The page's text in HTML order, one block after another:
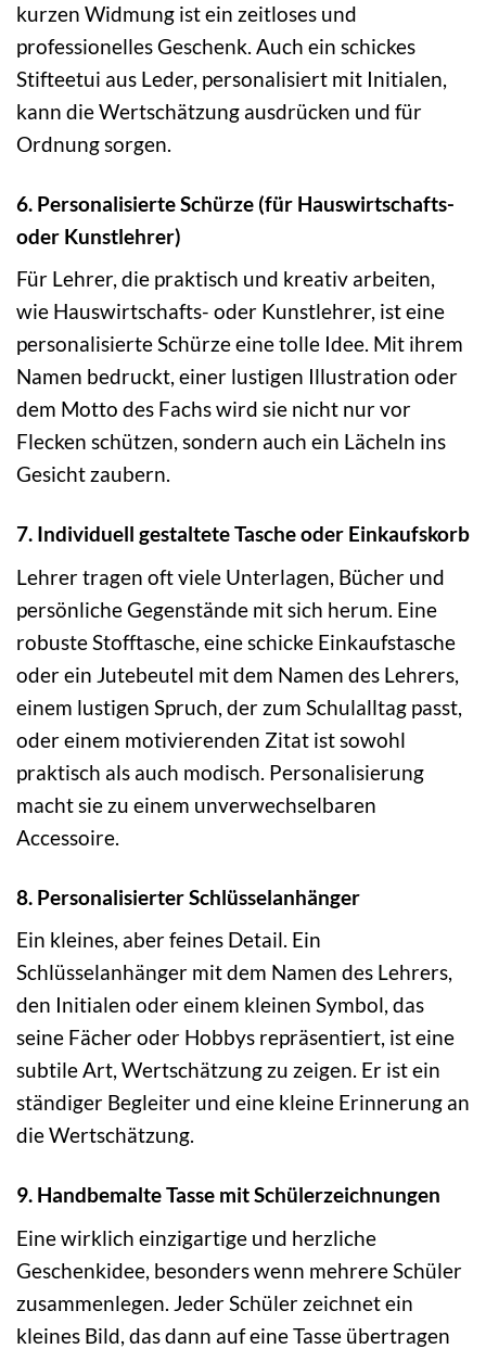
kurzen Widmung ist ein zeitloses und
professionelles Geschenk. Auch ein schickes
Stifteetui aus Leder, personalisiert mit Initialen,
kann die Wertschätzung ausdrücken und für
Ordnung sorgen.
6. Personalisierte Schürze (für Hauswirtschafts-
oder Kunstlehrer)
Für Lehrer, die praktisch und kreativ arbeiten,
wie Hauswirtschafts- oder Kunstlehrer, ist eine
personalisierte Schürze eine tolle Idee. Mit ihrem
Namen bedruckt, einer lustigen Illustration oder
dem Motto des Fachs wird sie nicht nur vor
Flecken schützen, sondern auch ein Lächeln ins
Gesicht zaubern.
7. Individuell gestaltete Tasche oder Einkaufskorb
Lehrer tragen oft viele Unterlagen, Bücher und
persönliche Gegenstände mit sich herum. Eine
robuste Stofftasche, eine schicke Einkaufstasche
oder ein Jutebeutel mit dem Namen des Lehrers,
einem lustigen Spruch, der zum Schulalltag passt,
oder einem motivierenden Zitat ist sowohl
praktisch als auch modisch. Personalisierung
macht sie zu einem unverwechselbaren
Accessoire.
8. Personalisierter Schlüsselanhänger
Ein kleines, aber feines Detail. Ein
Schlüsselanhänger mit dem Namen des Lehrers,
den Initialen oder einem kleinen Symbol, das
seine Fächer oder Hobbys repräsentiert, ist eine
subtile Art, Wertschätzung zu zeigen. Er ist ein
ständiger Begleiter und eine kleine Erinnerung an
die Wertschätzung.
9. Handbemalte Tasse mit Schülerzeichnungen
Eine wirklich einzigartige und herzliche
Geschenkidee, besonders wenn mehrere Schüler
zusammenlegen. Jeder Schüler zeichnet ein
kleines Bild, das dann auf eine Tasse übertragen